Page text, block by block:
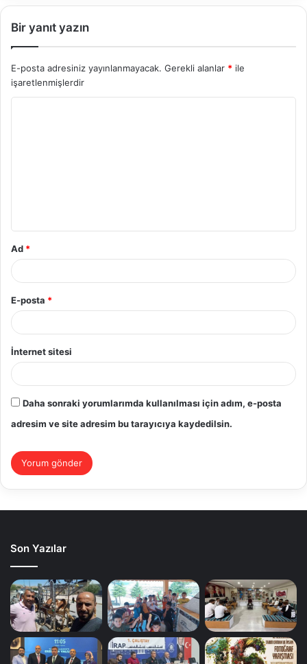
Bir yanıt yazın
E-posta adresiniz yayınlanmayacak. Gerekli alanlar * ile
işaretlenmişlerdir
Ad *
E-posta *
İnternet sitesi
Daha sonraki yorumlarımda kullanılması için adım, e-posta
adresim ve site adresim bu tarayıcıya kaydedilsin.
Son Yazılar